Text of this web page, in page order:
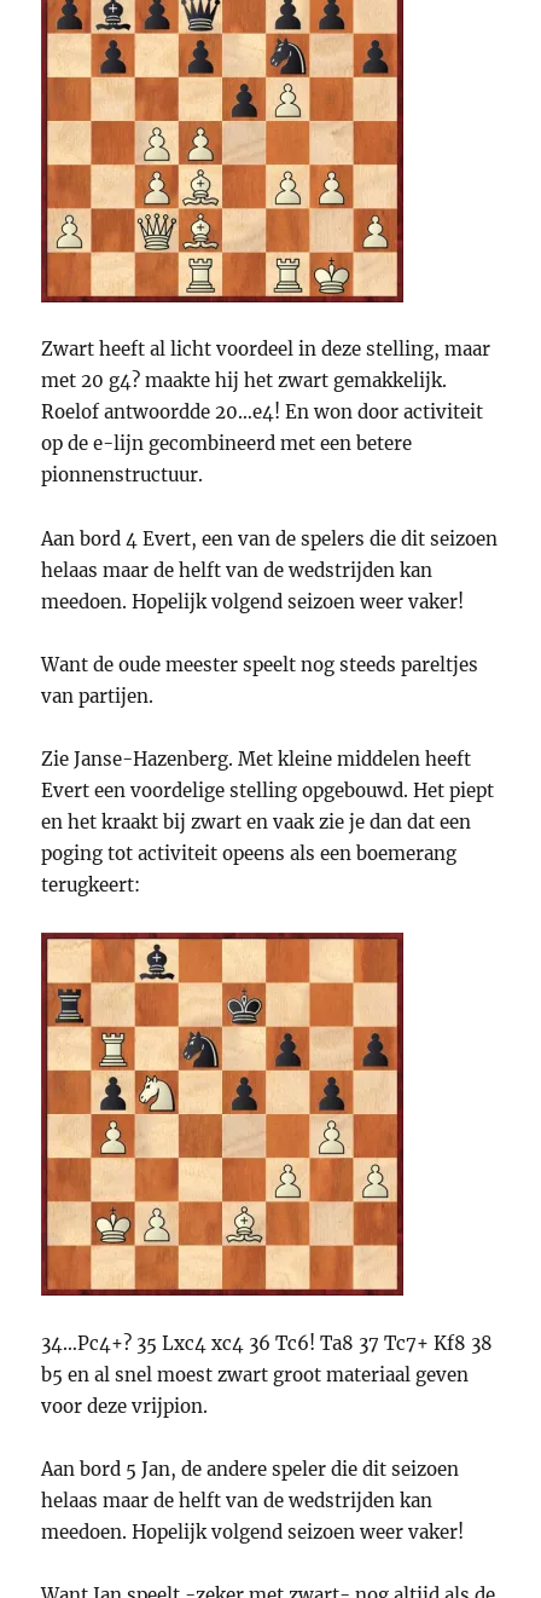
Zwart heeft al licht voordeel in deze stelling, maar
met 20 g4? maakte hij het zwart gemakkelijk.
Roelof antwoordde 20…e4! En won door activiteit
op de e-lijn gecombineerd met een betere
pionnenstructuur.
Aan bord 4 Evert, een van de spelers die dit seizoen
helaas maar de helft van de wedstrijden kan
meedoen. Hopelijk volgend seizoen weer vaker!
Want de oude meester speelt nog steeds pareltjes
van partijen.
Zie Janse-Hazenberg. Met kleine middelen heeft
Evert een voordelige stelling opgebouwd. Het piept
en het kraakt bij zwart en vaak zie je dan dat een
poging tot activiteit opeens als een boemerang
terugkeert:
34…Pc4+? 35 Lxc4 xc4 36 Tc6! Ta8 37 Tc7+ Kf8 38
b5 en al snel moest zwart groot materiaal geven
voor deze vrijpion.
Aan bord 5 Jan, de andere speler die dit seizoen
helaas maar de helft van de wedstrijden kan
meedoen. Hopelijk volgend seizoen weer vaker!